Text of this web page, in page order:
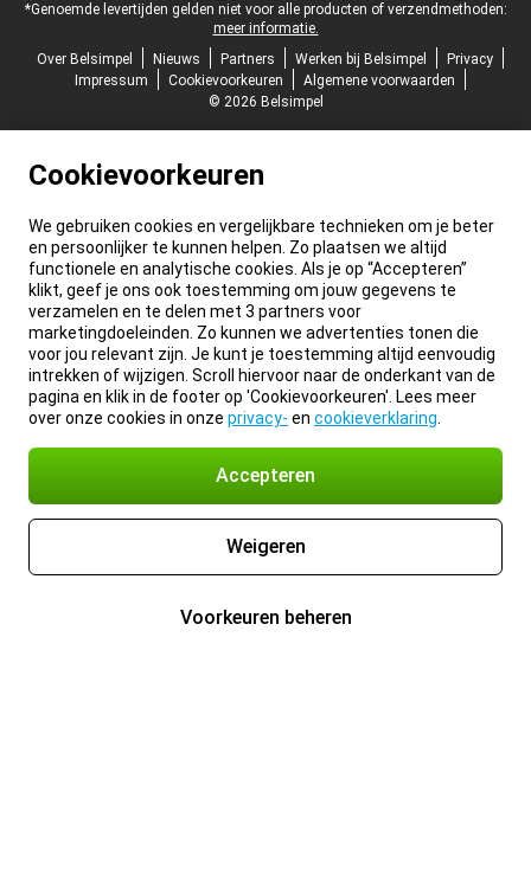
*Genoemde levertijden gelden niet voor alle producten of verzendmethoden:
meer informatie.
Over Belsimpel
Nieuws Partners Werken bij Belsimpel
Privacy
Impressum
Cookievoorkeuren
Algemene voorwaarden
© 2026 Belsimpel
Cookievoorkeuren
We gebruiken cookies en vergelijkbare technieken om je beter
en persoonlijker te kunnen helpen. Zo plaatsen we altijd
functionele en analytische cookies. Als je op “Accepteren”
klikt, geef je ons ook toestemming om jouw gegevens te
verzamelen en te delen met 3 partners voor
marketingdoeleinden. Zo kunnen we advertenties tonen die
voor jou relevant zijn. Je kunt je toestemming altijd eenvoudig
intrekken of wijzigen. Scroll hiervoor naar de onderkant van de
pagina en klik in de footer op 'Cookievoorkeuren'. Lees meer
over onze cookies in onze privacy- en cookieverklaring
Accepteren
Weigeren
Voorkeuren beheren